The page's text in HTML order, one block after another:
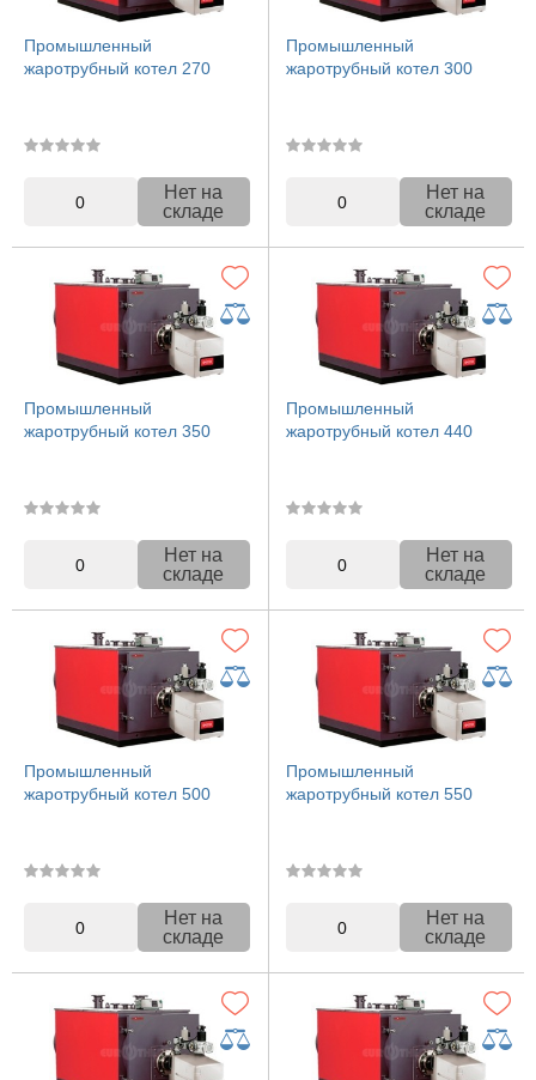
Промышленный
жаротрубный котел 270
0
Нет на
складе
Промышленный
жаротрубный котел 300
0
Нет на
складе
Промышленный
жаротрубный котел 350
0
Нет на
складе
Промышленный
жаротрубный котел 440
0
Нет на
складе
Промышленный
жаротрубный котел 500
0
Нет на
складе
Промышленный
жаротрубный котел 550
0
Нет на
складе